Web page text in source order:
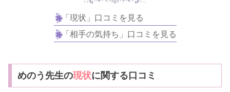
「現状」口コミを見る
「相手の気持ち」口コミを見る
めのう先生の現状に関する口コミ